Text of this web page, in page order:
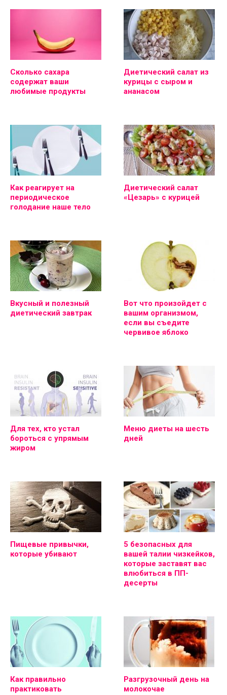
Сколько сахара
содержат ваши
любимые продукты
Диетический салат из
курицы с сыром и
ананасом
Как реагирует на
периодическое
голодание наше тело
Диетический салат
«Цезарь» с курицей
Вкусный и полезный
диетический завтрак
Вот что произойдет с
вашим организмом,
если вы съедите
червивое яблоко
Для тех, кто устал
бороться с упрямым
жиром
Меню диеты на шесть
дней
Пищевые привычки,
которые убивают
5 безопасных для
вашей талии чизкейков,
которые заставят вас
влюбиться в ПП-
десерты
Как правильно
практиковать
Разгрузочный день на
молокочае